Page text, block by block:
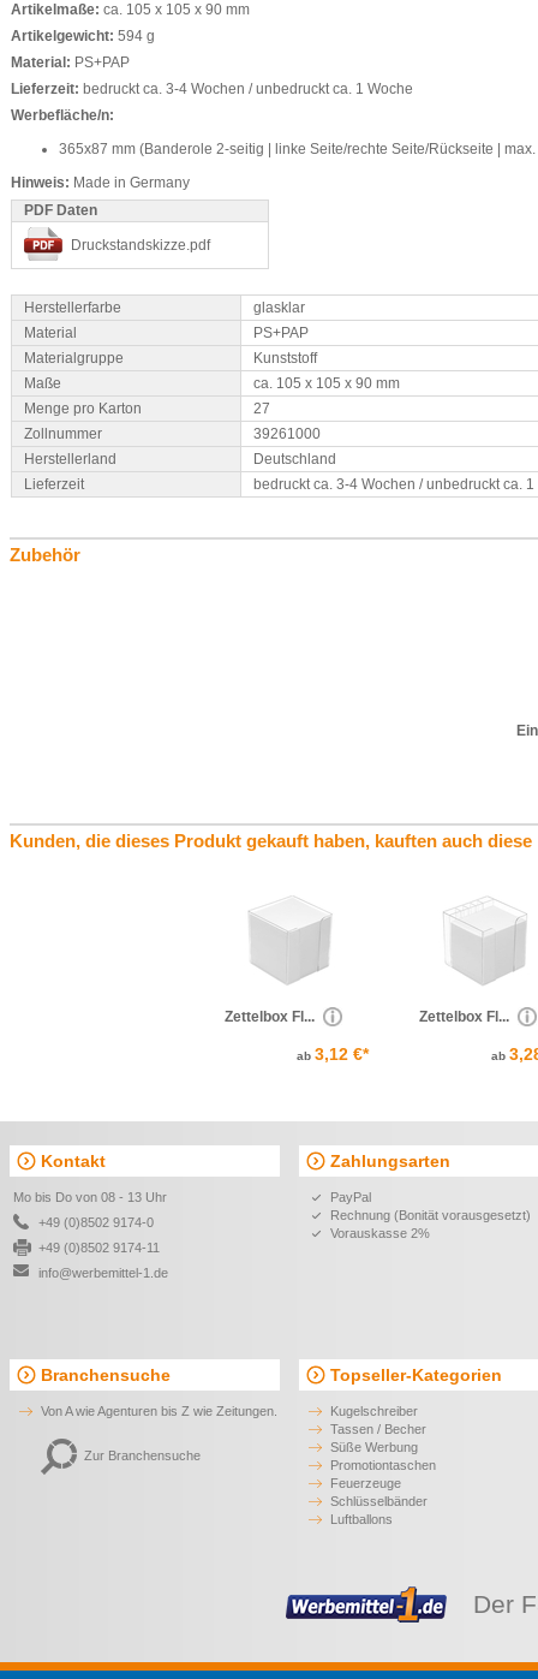
Artikelmaße: ca. 105 x 105 x 90 mm
Artikelgewicht: 594 g
Material: PS+PAP
Lieferzeit: bedruckt ca. 3-4 Wochen / unbedruckt ca. 1 Woche
Werbefläche/n:
365x87 mm (Banderole 2-seitig | linke Seite/rechte Seite/Rückseite |
Hinweis: Made in Germany
PDF Daten
Druckstandskizze.pdf
Herstellerfarbe
glasklar
Material
PS+PAP
Materialgruppe
Kunststoff
Maße
ca. 105 x 105 x 90 mm
Menge pro Karton
27
Zollnummer
39261000
Herstellerland
Deutschland
Lieferzeit
bedruckt ca. 3-4 Wochen / unbedruckt ca. 1
Zubehör
Kunden, die dieses Produkt gekauft haben, kauften auch
Zettelbox Fl...
ab 3,12 €*
Zettelbox Fl...
ab
Kontakt
Mo bis Do von 08 - 13 Uhr
+49 (0)8502 9174-0
+49 (0)8502 9174-11
info@werbemittel-1.de
Zahlungsarten
PayPal
Rechnung (Bonität vorausgesetzt)
Vorauskasse 2%
Branchensuche
Von A wie Agenturen bis Z wie Zeitungen.
Zur Branchensuche
Topseller-Kategorien
Kugelschreiber
Tassen / Becher
Süße Werbung
Promotiontaschen
Feuerzeuge
Schlüsselbänder
Luftballons
Der